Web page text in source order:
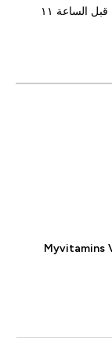
التوصيل في نفس اليوم متاح في دبي للطلبات قبل الساعة ١١
Myvitamins